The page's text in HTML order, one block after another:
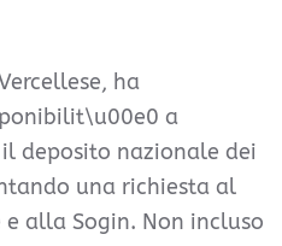
ha
a
deposito nazionale dei
una richiesta al
alla Sogin. Non incluso